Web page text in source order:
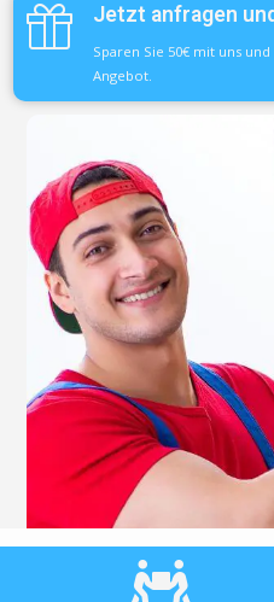
Jetzt anfragen
Sparen Sie 50€ mit uns
Angebot.